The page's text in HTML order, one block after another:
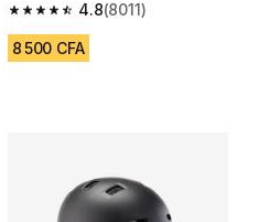
4.8
4.8 out of 5 stars from 8011 reviews
(8011)
8 500 CFA